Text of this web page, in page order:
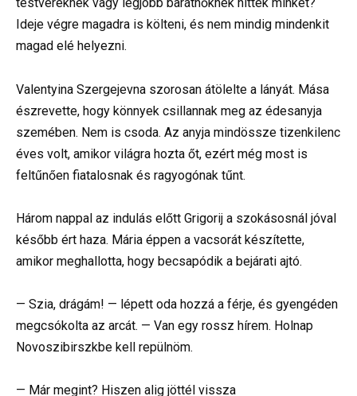
testvéreknek vagy legjobb barátnőknek hittek minket?
Ideje végre magadra is költeni, és nem mindig mindenkit
magad elé helyezni.
Valentyina Szergejevna szorosan átölelte a lányát. Mása
észrevette, hogy könnyek csillannak meg az édesanyja
szemében. Nem is csoda. Az anyja mindössze tizenkilenc
éves volt, amikor világra hozta őt, ezért még most is
feltűnően fiatalosnak és ragyogónak tűnt.
Három nappal az indulás előtt Grigorij a szokásosnál jóval
később ért haza. Mária éppen a vacsorát készítette,
amikor meghallotta, hogy becsapódik a bejárati ajtó.
— Szia, drágám! — lépett oda hozzá a férje, és gyengéden
megcsókolta az arcát. — Van egy rossz hírem. Holnap
Novoszibirszkbe kell repülnöm.
— Már megint? Hiszen alig jöttél vissza